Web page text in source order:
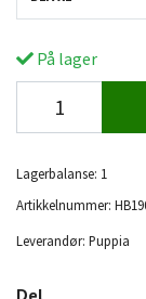
På lager
Lagerbalanse: 1
Artikkelnummer:
Leverandør: Puppia
Del